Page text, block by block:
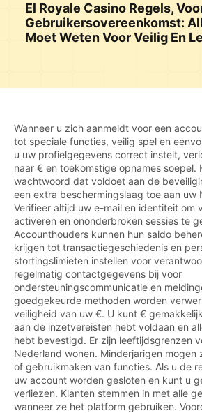
El Royale Casino Regels,
Gebruikersovereenkomst:
Moet Weten Voor Veilig En
Wanneer u zich aanmeldt voor een
tot speciale functies, veilig spel en
u uw profielgegevens correct instelt,
naar € en toekomstige opnames soepel.
wachtwoord dat voldoet aan de
een extra beschermingslaag toe aan uw
Verifieer altijd uw e-mail en identiteit om
activeren en ononderbroken sessies te
Accounthouders kunnen hun saldo
krijgen tot transactiegeschiedenis en
stortingslimieten instellen voor
regelmatig contactgegevens bij voor
ondersteuningscommunicatie en
goedgekeurde methoden worden
veiligheid van uw €. U kunt €
aan de inzetvereisten hebt voldaan en
hebt bevestigd. Er zijn leeftijdsgrenzen
Nederland wonen. Minderjarigen mogen
of gebruikmaken van functies. Als u de
uw account worden gesloten en kunt u
verliezen. Klanten stemmen in met alle
wanneer ze het platform gebruiken.